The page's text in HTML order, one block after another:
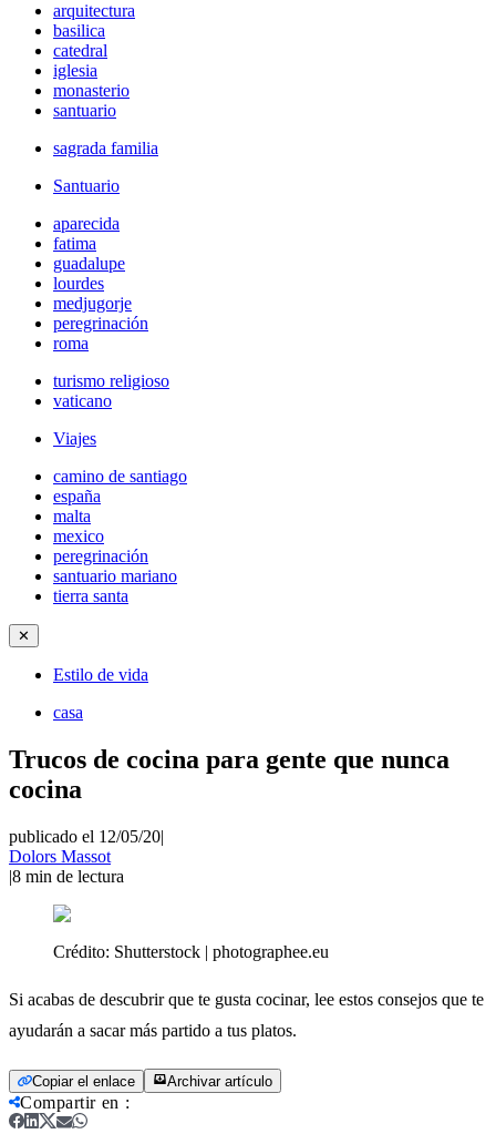
arquitectura
basilica
catedral
iglesia
monasterio
santuario
sagrada familia
Santuario
aparecida
fatima
guadalupe
lourdes
medjugorje
peregrinación
roma
turismo religioso
vaticano
Viajes
camino de santiago
españa
malta
mexico
peregrinación
santuario mariano
tierra santa
✕
Estilo de vida
casa
Trucos de cocina para gente que nunca
cocina
publicado el 12/05/20|
Dolors Massot
|8 min de lectura
Crédito: Shutterstock | photographee.eu
Si acabas de descubrir que te gusta cocinar, lee estos consejos que te
ayudarán a sacar más partido a tus platos.
Copiar el enlace Archivar artículo
Compartir en :